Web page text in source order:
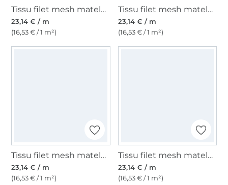
Tissu filet mesh matelassé 3D , bleu foncé
23,14 € / m
(16,53 € / 1 m²)
Tissu filet mesh matelassé 3D , blanc
23,14 € / m
(16,53 € / 1 m²)
Tissu filet mesh matelassé 3D , orange
23,14 € / m
(16,53 € / 1 m²)
Tissu filet mesh matelassé 3D , rouge foncé
23,14 € / m
(16,53 € / 1 m²)